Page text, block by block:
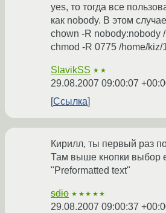
yes, то тогда все
как nobody. В этом
chown -R nobody:nobody
chmod -R 0775 /home/kiz/
SlavikSS ★★
29.08.2007 09:00:07
Ссылка
Кирилл, ты первый раз
Там выше кнопки выбор
"Preformatted text"
sdio ★★★★★
29.08.2007 09:00:37